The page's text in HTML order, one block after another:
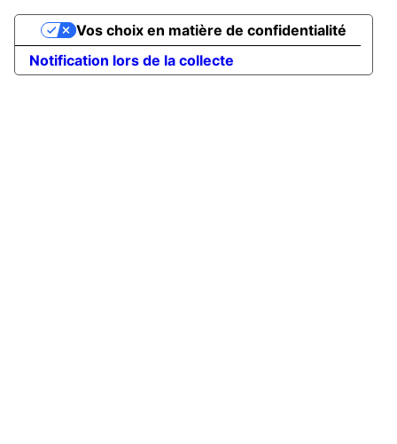
Notification lors de la collecte
Vos choix en matière de confidentialité